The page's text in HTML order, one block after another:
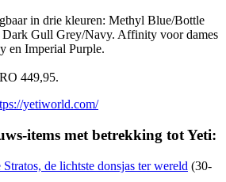
in drie kleuren: Methyl Blue/Bottle
Gull Grey/Navy. Affinity voor dames
en Imperial Purple.
449,95.
yetiworld.com/
items met betrekking tot Yeti:
Stratos, de lichtste donsjas ter wereld (30-